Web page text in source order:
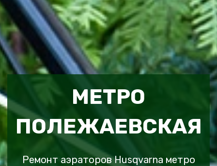
МЕТРО
ПОЛЕЖАЕВСКАЯ
Ремонт аэраторов Husqvarna метро